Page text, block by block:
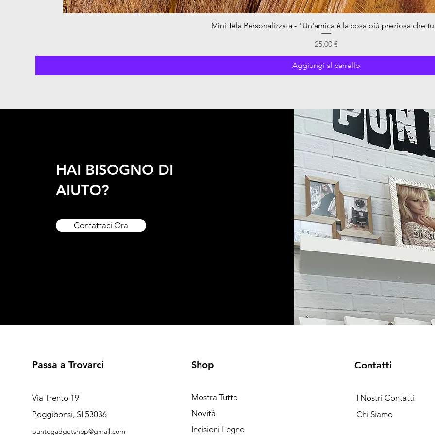
Vista rapida
Mini Tela Personalizzata - "Un'amica è la cosa più preziosa che
Prezzo
25,00 €
Aggiungi al carrello
HAI BISOGNO DI
AIUTO?
Contattaci Ora
Passa a Trovarci
Via Trento 19
Poggibonsi, SI 53036
puntogadgetshop@gmail.com
Shop
Mostra Tutto
Novità
Incisioni Legno
Contatti
I Nostri Contatti
Chi Siamo